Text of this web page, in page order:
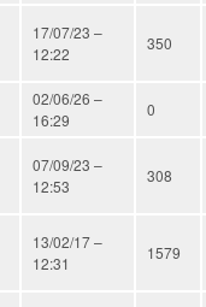
17/07/23 –
12:22
350
02/06/26 –
16:29
0
07/09/23 –
12:53
308
13/02/17 –
12:31
1579